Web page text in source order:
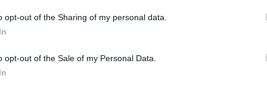
opt-out of the Sharing of my personal data.
opt-out of the Sale of my Personal Data.
CAVAGGIONI EZIO DI
GIOVANNA CRISTINA